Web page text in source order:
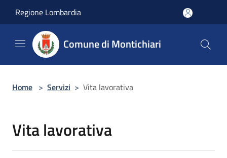
Regione Lombardia
Comune di Montichiari
Home > Servizi > Vita lavorativa
Vita lavorativa